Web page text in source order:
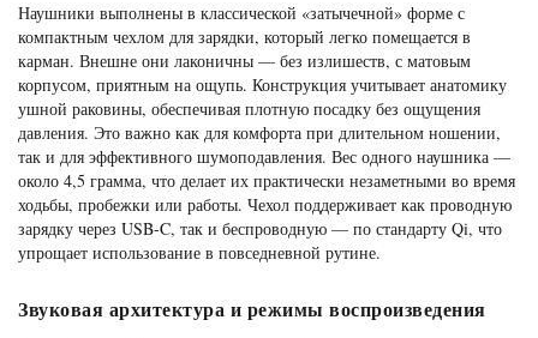
Наушники выполнены в классической «затычечной» форме с
компактным чехлом для зарядки, который легко помещается в
карман. Внешне они лаконичны — без излишеств, с матовым
корпусом, приятным на ощупь. Конструкция учитывает анатомику
ушной раковины, обеспечивая плотную посадку без ощущения
давления. Это важно как для комфорта при длительном ношении,
так и для эффективного шумоподавления. Вес одного наушника —
около 4,5 грамма, что делает их практически незаметными во время
ходьбы, пробежки или работы. Чехол поддерживает как проводную
зарядку через USB-C, так и беспроводную — по стандарту Qi, что
упрощает использование в повседневной рутине.
Звуковая архитектура и режимы воспроизведения